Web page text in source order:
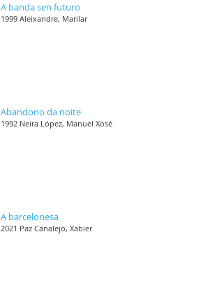
A banda sen futuro
1999 Aleixandre, Marilar
Abandono da noite
1992 Neira López, Manuel Xosé
A barcelonesa
2021 Paz Canalejo, Xabier